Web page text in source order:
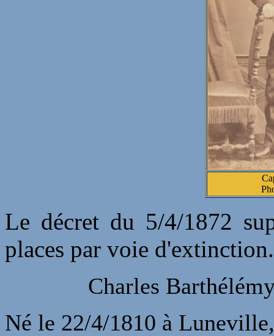
Le décret du 5/4/1872
places par voie d'extinction.
Charles
Né le 22/4/1810 à